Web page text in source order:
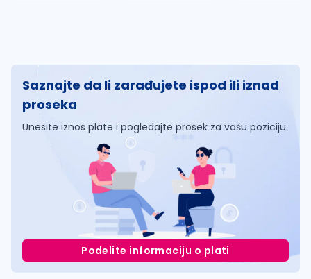
Saznajte da li zarađujete ispod ili iznad
proseka
Unesite iznos plate i pogledajte prosek za vašu poziciju
Podelite informaciju o plati